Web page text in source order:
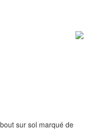
sur sol marqué de